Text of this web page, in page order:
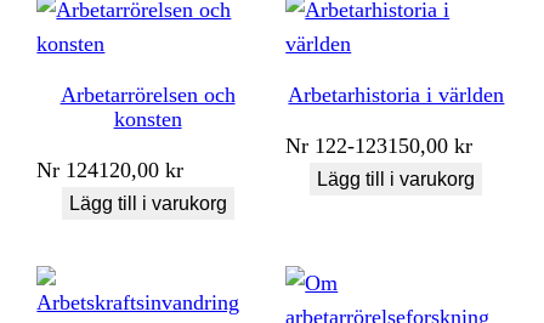
Arbetarrörelsen och
konsten
Nr 124120,00kr
Lägg till i varukorg
Arbetarhistoria i världen
Nr 122-123150,00kr
Lägg till i varukorg